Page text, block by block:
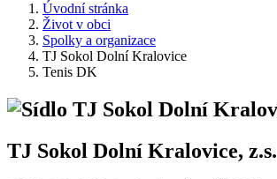
Úvodní stránka
Život v obci
Spolky a organizace
TJ Sokol Dolní Kralovice
Tenis DK
TJ Sokol Dolní Kralovice, z.s.